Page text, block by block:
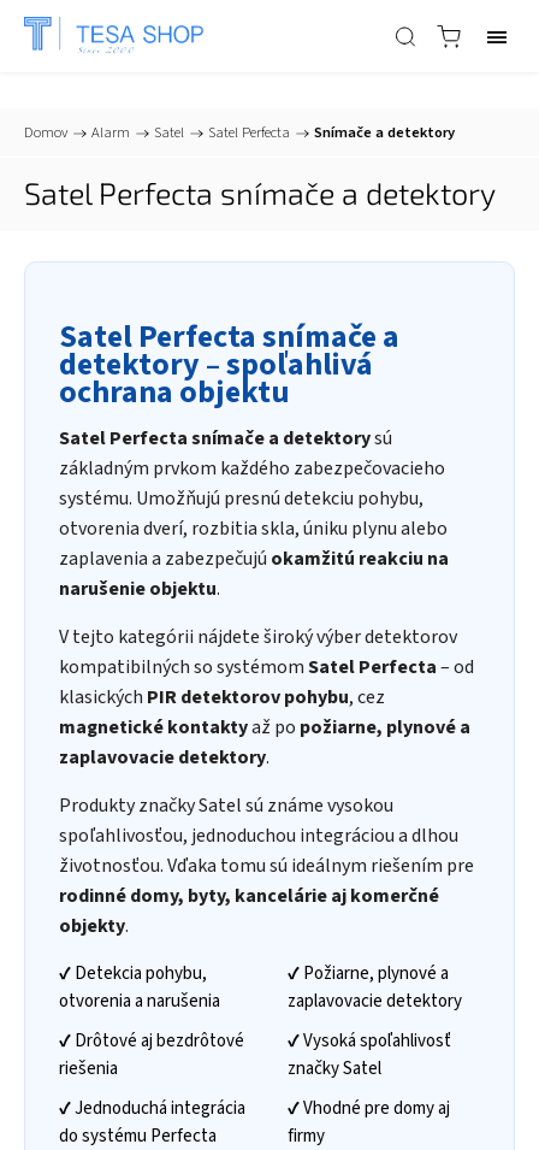
📞+421 903 553 805 info@tesa-systems.sk
Domov / Alarm / Satel / Satel Perfecta / Snímače a detektory
Satel Perfecta snímače a detektory
Satel Perfecta snímače a
detektory – spoľahlivá
ochrana objektu
Satel Perfecta snímače a detektorysú
základným prvkom každého zabezpečovacieho
systému. Umožňujú presnú detekciu pohybu,
otvorenia dverí, rozbitia skla, úniku plynu alebo
zaplavenia a zabezpečujú okamžitú reakciu na
narušenie objektu.
V tejto kategórii nájdete široký výber detektorov
kompatibilných so systémomSatel Perfecta– od
klasických PIR detektorov pohybu, cez
magnetické kontaktyaž po požiarne, plynové a
zaplavovacie detektory.
Produkty značky Satel sú známe vysokou
spoľahlivosťou, jednoduchou integráciou a dlhou
životnosťou. Vďaka tomu sú ideálnym riešením pre
rodinné domy, byty, kancelárie aj komerčné
objekty.
✔ Detekcia pohybu,
otvorenia a narušenia
✔ Požiarne, plynové a
zaplavovacie detektory
✔ Drôtové aj bezdrôtové
riešenia
✔ Vysoká spoľahlivosť
značky Satel
✔ Jednoduchá integrácia
do systému Perfecta
✔ Vhodné pre domy aj
firmy